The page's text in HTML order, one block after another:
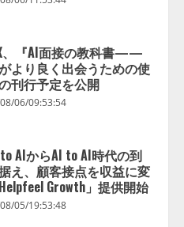
、『AI面接の教科書——
より良く出会うための使
刊行予定を公開
06/09:53:54
AIからAI to AI時代の到
え、顧客接点を収益に変
Growth」提供開始
05/19:53:48